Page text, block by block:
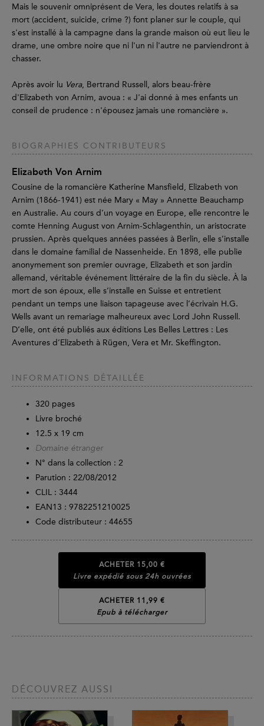
Mais le souvenir omniprésent de Vera, les doutes relatifs à sa
mort (accident, suicide, crime ?) font planer sur le couple, qui
s'est installé à la campagne dans la grande maison où eut lieu le
drame, une ombre noire que ni l'un ni l'autre ne parviendront à
chasser.
Après avoir lu Vera, Bertrand Russell, alors beau-frère
d'Elizabeth von Arnim, avoua : « J'ai donné à mes enfants un
conseil de prudence : n'épousez jamais une romancière ».
BIOGRAPHIES CONTRIBUTEURS
Elizabeth Von Arnim
Cousine de la romancière Katherine Mansfield, Elizabeth von
Arnim (1866-1941) est née Mary « May » Annette Beauchamp
en Australie. Au cours d’un voyage en Europe, elle rencontre le
comte Henning August von Arnim-Schlagenthin, un aristocrate
prussien. Après quelques années passées à Berlin, elle s’installe
dans le domaine familial de Nassenheide. En 1898, elle publie
anonymement son premier ouvrage, Elizabeth et son jardin
allemand, véritable événement littéraire de la fin du siècle. À la
mort de son époux, elle s’installe en Suisse et entretient
pendant un temps une liaison tapageuse avec l’écrivain H.G.
Wells avant un remariage malheureux avec Lord John Russell.
D’elle, ont été publiés aux éditions Les Belles Lettres : Les
Aventures d’Elizabeth à Rügen, Vera et Mr. Skeffington.
INFORMATIONS DÉTAILLÉE
320 pages
Livre broché
12.5 x 19 cm
Domaine étranger
N° dans la collection : 2
Parution : 22/08/2012
CLIL : 3444
EAN13 : 9782251210025
Code distributeur : 44655
ACHETER 15,00 €
Livre expédié sous 24h ouvrées
ACHETER 11,99 €
Epub à télécharger
DÉCOUVREZ AUSSI